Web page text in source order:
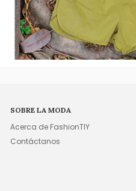
SOBRE LA MODA
Acerca de FashionTIY
Contáctanos